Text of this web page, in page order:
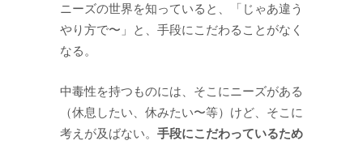
ニーズの世界を知っていると、「じゃあ違う
やり方で〜」と、手段にこだわることがなく
なる。
中毒性を持つものには、そこにニーズがある
（休息したい、休みたい〜等）けど、そこに
考えが及ばない。 手段にこだわっているため